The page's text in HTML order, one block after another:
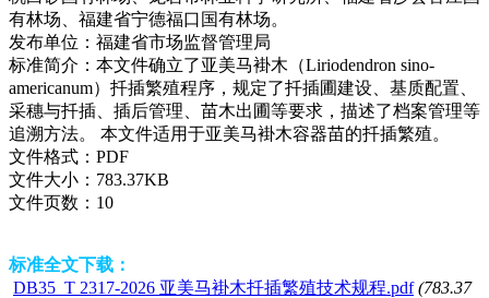
有林场、福建省宁德福口国有林场。
发布单位： 福建省市场监督管理局
标准简介： 本文件确立了亚美马褂木（Liriodendron sino-
americanum）扦插繁殖程序，规定了扦插圃建设、基质配置、
采穗与扦插、插后管理、苗木出圃等要求，描述了档案管理等
追溯方法。 本文件适用于亚美马褂木容器苗的扦插繁殖。
文件格式： PDF
文件大小： 783.37KB
文件页数： 10
标准全文下载：
DB35_T 2317-2026 亚美马褂木扦插繁殖技术规程.pdf (783.37